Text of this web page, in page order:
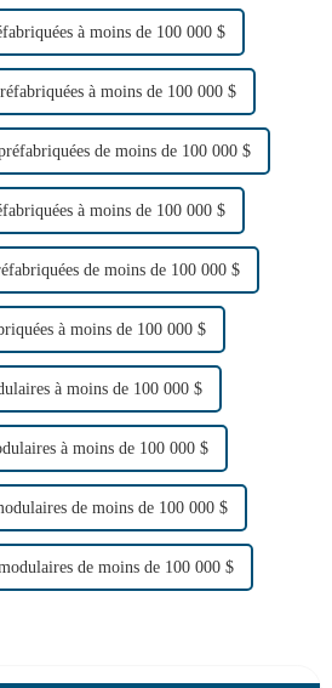
à moins de 100 000 $
à moins de 100 000 $
de moins de 100 000 $
à moins de 100 000 $
de moins de 100 000 $
à moins de 100 000 $
à moins de 100 000 $
à moins de 100 000 $
de moins de 100 000 $
de moins de 100 000 $